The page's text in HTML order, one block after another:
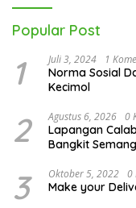
Popular Post
1 Juli 3, 2024 1
Norma Sosial
Kecimol
2 Agustus 6, 2026 0
Lapangan
Bangkit
3 Oktober 5, 2022 0
Make your